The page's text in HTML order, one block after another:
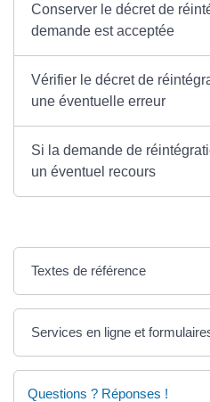
Conserver le décret de
demande est acceptée
Vérifier le décret de
une éventuelle erreur
Si la demande de
un éventuel recours
Textes de référence
Services en ligne et
Questions ? Réponses !